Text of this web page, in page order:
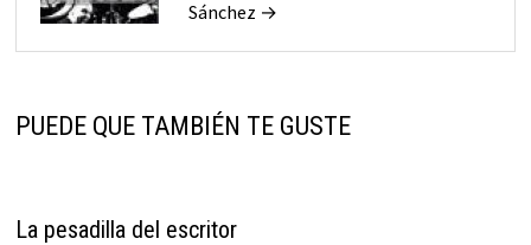
Sánchez →
PUEDE QUE TAMBIÉN TE GUSTE
La pesadilla del escritor